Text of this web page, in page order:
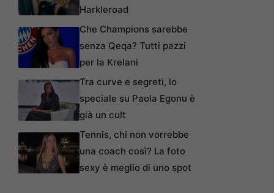
Harkleroad
Che Champions sarebbe
senza Qeqa? Tutti pazzi
per la Krelani
Tra curve e segreti, lo
speciale su Paola Egonu è
già un cult
Tennis, chi non vorrebbe
una coach così? La foto
sexy è meglio di uno spot